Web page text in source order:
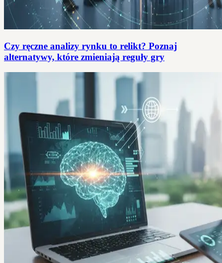
Czy ręczne analizy rynku to relikt? Poznaj
alternatywy, które zmieniają reguły gry